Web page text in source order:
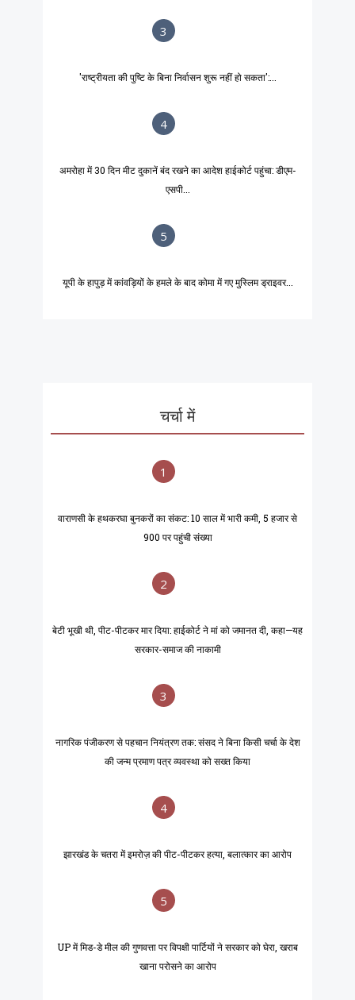
3
'राष्ट्रीयता की पुष्टि के बिना निर्वासन शुरू नहीं हो सकता':...
4
अमरोहा में 30 दिन मीट दुकानें बंद रखने का आदेश हाईकोर्ट पहुंचा: डीएम-
एसपी...
5
यूपी के हापुड़ में कांवड़ियों के हमले के बाद कोमा में गए मुस्लिम ड्राइवर...
चर्चा में
1
वाराणसी के हथकरघा बुनकरों का संकट: 10 साल में भारी कमी, 5 हजार से
900 पर पहुंची संख्या
2
बेटी भूखी थी, पीट-पीटकर मार दिया: हाईकोर्ट ने मां को जमानत दी, कहा—यह
सरकार-समाज की नाकामी
3
नागरिक पंजीकरण से पहचान नियंत्रण तक: संसद ने बिना किसी चर्चा के देश
की जन्म प्रमाण पत्र व्यवस्था को सख्त किया
4
झारखंड के चतरा में इमरोज़ की पीट-पीटकर हत्या, बलात्कार का आरोप
5
UP में मिड-डे मील की गुणवत्ता पर विपक्षी पार्टियों ने सरकार को घेरा, खराब
खाना परोसने का आरोप